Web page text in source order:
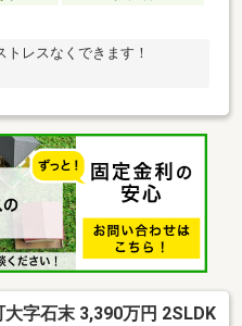
レスなくできます！
字石末 3,390万円 2SLDK